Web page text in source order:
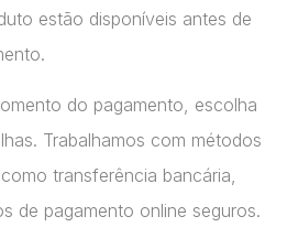
estão disponíveis antes de
do pagamento, escolha
Trabalhamos com métodos
transferência bancária,
de pagamento online seguros.